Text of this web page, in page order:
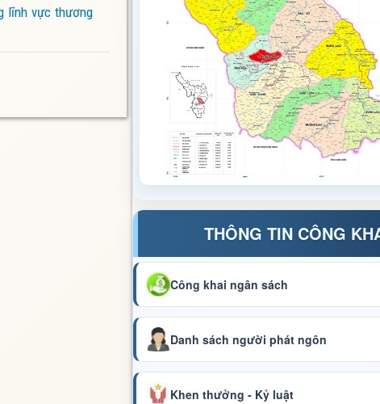
lĩnh vực thương
THÔNG TIN CÔNG
Công khai ngân sách
Danh sách người phát ngôn
Khen thưởng - Kỷ luật